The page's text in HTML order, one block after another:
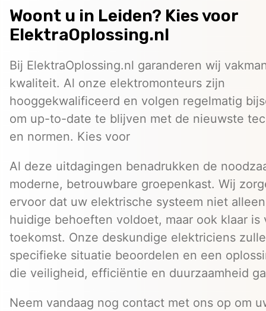
Woont u in Leiden? Kies voor
ElektraOplossing.nl
Bij ElektraOplossing.nl garanderen wij
kwaliteit. Al onze elektromonteurs zijn
hooggekwalificeerd en volgen regelmatig
om up-to-date te blijven met de nieuwste
en normen. Kies voor
Al deze uitdagingen benadrukken de
moderne, betrouwbare groepenkast. Wij
ervoor dat uw elektrische systeem niet
huidige behoeften voldoet, maar ook klaar is
toekomst. Onze deskundige elektriciens
specifieke situatie beoordelen en een
die veiligheid, efficiëntie en duurzaamheid
Neem vandaag nog contact met ons op om